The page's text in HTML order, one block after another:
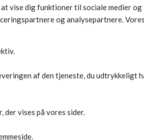
vise dig funktioner til sociale medier
og analysepartnere.
af den tjeneste, du udtrykkeligt
vises på vores sider.